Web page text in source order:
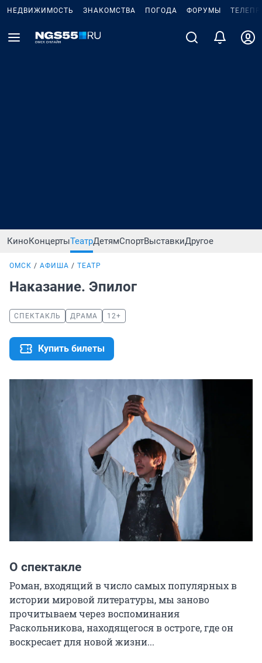
НЕДВИЖИМОСТЬ ЗНАКОМСТВА ПОГОДА ФОРУМЫ
КиноКонцертыТеатрДетямСпортВыставкиДругое
ОМСК АФИША ТЕАТР
Наказание. Эпилог
СПЕКТАКЛЬ ДРАМА 12+
Купить билеты
О спектакле
Роман, входящий в число самых популярных в
истории мировой литературы, мы заново
прочитываем через воспоминания
Раскольникова, находящегося в остроге, где он
воскресает для новой жизни...